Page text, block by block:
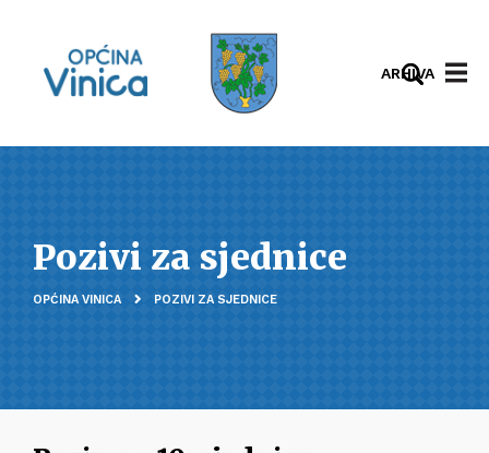
ARHIVA
Pozivi za sjednice
OPĆINA VINICA POZIVI ZA SJEDNICE